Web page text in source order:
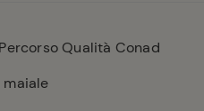
Qualità Conad